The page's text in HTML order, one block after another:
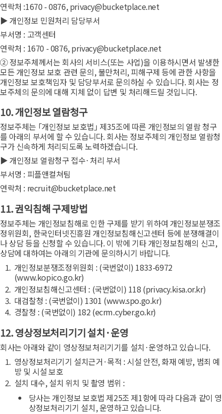
연락처 :1670 - 0876, privacy@bucketplace.net
▶ 개인정보 민원처리 담당부서
부서명 : 고객센터
연락처 : 1670 - 0876, privacy@bucketplace.net
② 정보주체께서는 회사의 서비스(또는 사업)을 이용하시면서 발생한
모든 개인정보 보호 관련 문의, 불만처리, 피해구제 등에 관한 사항을
개인정보 보호책임자 및 담당부서로 문의하실 수 있습니다. 회사는 정
보주체의 문의에 대해 지체 없이 답변 및 처리해드릴 것입니다.
10. 개인정보 열람청구
정보주체는 ｢개인정보 보호법｣ 제35조에 따른 개인정보의 열람 청구
를 아래의 부서에 할 수 있습니다. 회사는 정보주체의 개인정보 열람청
구가 신속하게 처리되도록 노력하겠습니다.
▶ 개인정보 열람청구 접수·처리 부서
부서명 : 피플앤컬쳐팀
연락처 : recruit@bucketplace.net
11. 권익침해 구제방법
정보주체는 개인정보침해로 인한 구제를 받기 위하여 개인정보분쟁조
정위원회, 한국인터넷진흥원 개인정보침해신고센터 등에 분쟁해결이
나 상담 등을 신청할 수 있습니다. 이 밖에 기타 개인정보침해의 신고,
상담에 대하여는 아래의 기관에 문의하시기 바랍니다.
개인정보분쟁조정위원회 : (국번없이) 1833-6972
(www.kopico.go.kr)
개인정보침해신고센터 : (국번없이) 118 (privacy.kisa.or.kr)
대검찰청 : (국번없이) 1301 (www.spo.go.kr)
경찰청 : (국번없이) 182 (ecrm.cyber.go.kr)
12. 영상정보처리기기 설치·운영
회사는 아래와 같이 영상정보처리기기를 설치·운영하고 있습니다.
영상정보처리기기 설치근거·목적 : 시설 안전, 화재 예방, 범죄 예
방 및 시설 보호
설치 대수, 설치 위치 및 촬영 범위 :
당사는 개인정보 보호법 제25조 제1항에 따라 다음과 같이 영
상정보처리기기 설치, 운영하고 있습니다.